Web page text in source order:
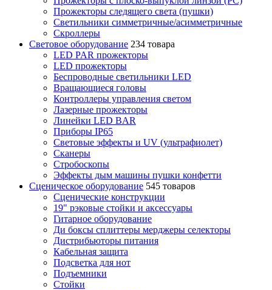
Прожекторы следящего света (пушки)
Светильники симметричные/асимметричные
Скроллеры
Световое оборудование 234 товара
LED PAR прожекторы
LED прожекторы
Беспроводные светильники LED
Вращающиеся головы
Контроллеры управления светом
Лазерные прожекторы
Линейки LED BAR
Приборы IP65
Световые эффекты и UV (ультрафиолет)
Сканеры
Стробоскопы
Эффекты дым машины пушки конфетти
Сценическое оборудование 545 товаров
Сценические конструкции
19" рэковые стойки и аксесcуары
Гитарное оборудование
Ди боксы сплиттеры мерджеры селекторы
Дистрибьюторы питания
Кабельная защита
Подсветка для нот
Подъемники
Стойки